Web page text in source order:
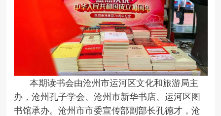
本期读书会由沧州市运河区文化和旅游局主
办，沧州孔子学会、沧州市新华书店、运河区图
书馆承办。沧州市市委宣传部副部长孔德才，沧